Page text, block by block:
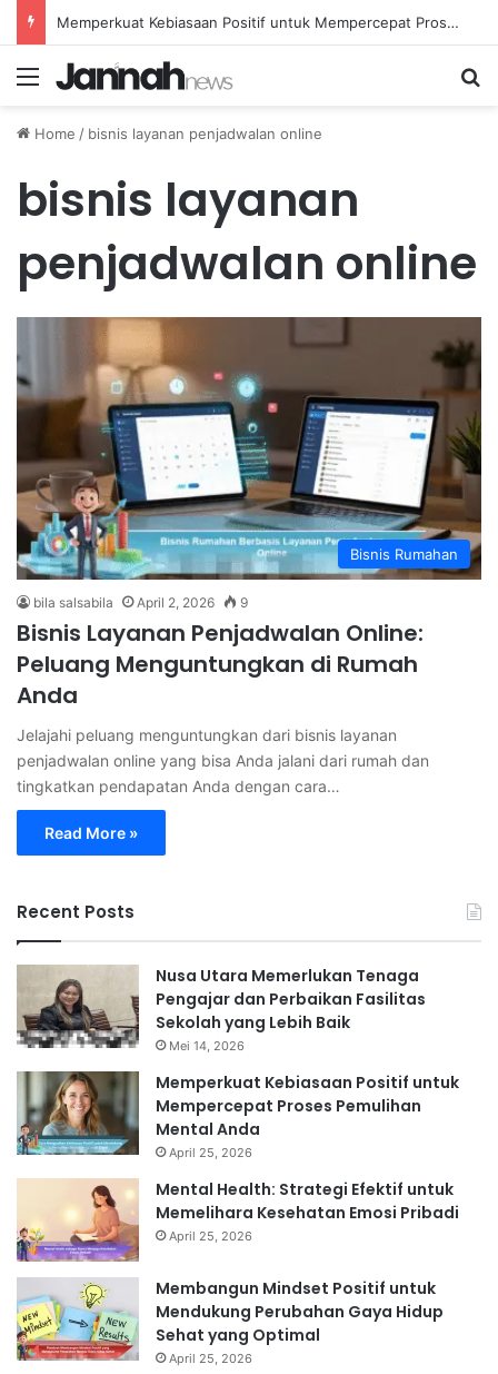
Memperkuat Kebiasaan Positif untuk Mempercepat Proses Pemulihan Mental Anda
Menu
Home / bisnis layanan penjadwalan online
bisnis layanan
penjadwalan online
Bisnis Rumahan
bila salsabila April 2, 2026 9
Bisnis Layanan Penjadwalan Online:
Peluang Menguntungkan di Rumah
Anda
Jelajahi peluang menguntungkan dari bisnis layanan
penjadwalan online yang bisa Anda jalani dari rumah dan
tingkatkan pendapatan Anda dengan cara…
Read More »
Recent Posts
Nusa Utara Memerlukan Tenaga
Pengajar dan Perbaikan Fasilitas
Sekolah yang Lebih Baik
Mei 14, 2026
Memperkuat Kebiasaan Positif untuk
Mempercepat Proses Pemulihan
Mental Anda
April 25, 2026
Mental Health: Strategi Efektif untuk
Memelihara Kesehatan Emosi Pribadi
April 25, 2026
Membangun Mindset Positif untuk
Mendukung Perubahan Gaya Hidup
Sehat yang Optimal
April 25, 2026